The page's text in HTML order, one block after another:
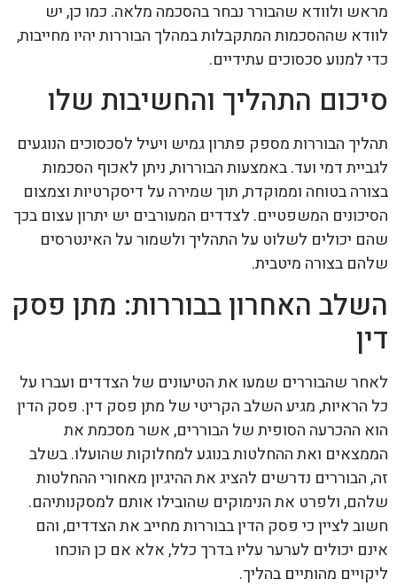
מראש ולוודא שהבורר נבחר בהסכמה מלאה. כמו כן, יש
לוודא שההסכמות המתקבלות במהלך הבוררות יהיו מחייבות,
כדי למנוע סכסוכים עתידיים.
סיכום התהליך והחשיבות שלו
תהליך הבוררות מספק פתרון גמיש ויעיל לסכסוכים הנוגעים
לגביית דמי ועד. באמצעות הבוררות, ניתן לאכוף הסכמות
בצורה בטוחה וממוקדת, תוך שמירה על דיסקרטיות וצמצום
הסיכונים המשפטיים. לצדדים המעורבים יש יתרון עצום בכך
שהם יכולים לשלוט על התהליך ולשמור על האינטרסים
שלהם בצורה מיטבית.
השלב האחרון בבוררות: מתן פסק
דין
לאחר שהבוררים שמעו את הטיעונים של הצדדים ועברו על
כל הראיות, מגיע השלב הקריטי של מתן פסק דין. פסק הדין
הוא ההכרעה הסופית של הבוררים, אשר מסכמת את
הממצאים ואת ההחלטות בנוגע למחלוקות שהועלו. בשלב
זה, הבוררים נדרשים להציג את ההיגיון מאחורי ההחלטות
שלהם, ולפרט את הנימוקים שהובילו אותם למסקנותיהם.
חשוב לציין כי פסק הדין בבוררות מחייב את הצדדים, והם
אינם יכולים לערער עליו בדרך כלל, אלא אם כן הוכחו
ליקויים מהותיים בהליך.